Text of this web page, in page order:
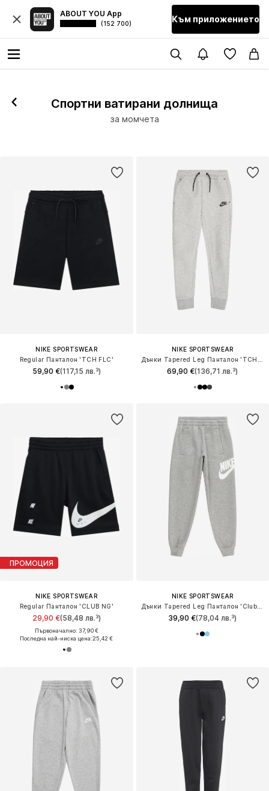
ABOUT YOU App
(152 700) Към приложението
Спортни ватирани долнища
за момчета
NIKE SPORTSWEAR
Regular Панталон 'TCH FLC'
59,90 €(117,15 лв.³)
NIKE SPORTSWEAR
69,90 €(136,71 лв.³)
ПРОМОЦИЯ
NIKE SPORTSWEAR
Regular Панталон 'CLUB NG'
29,90 €(58,48 лв.³)
Първоначално: 37,90 €
Последна най-ниска цена:25,42 €
NIKE SPORTSWEAR
39,90 €(78,04 лв.³)